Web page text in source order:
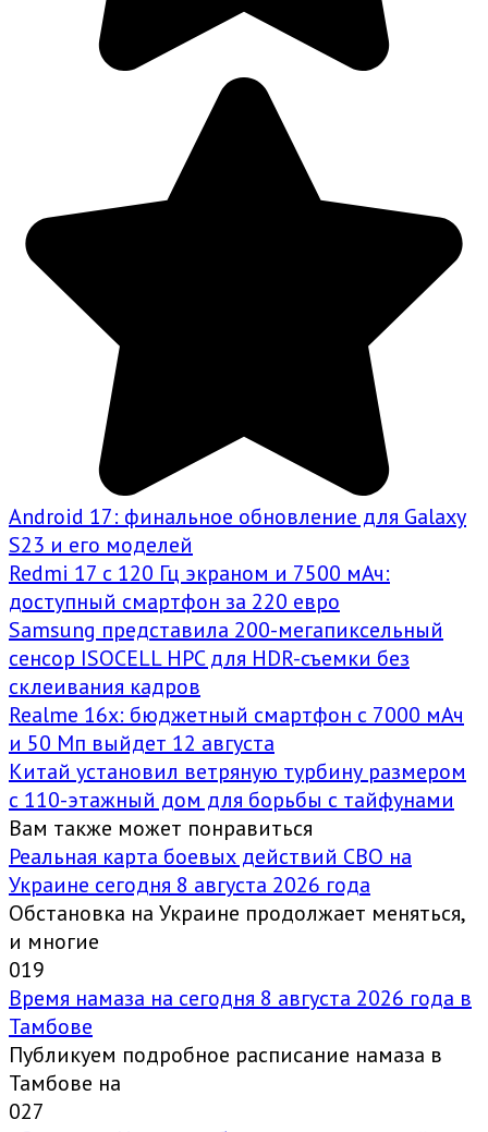
Android 17: финальное обновление для Galaxy
S23 и его моделей
Redmi 17 с 120 Гц экраном и 7500 мАч:
доступный смартфон за 220 евро
Samsung представила 200-мегапиксельный
сенсор ISOCELL HPC для HDR-съемки без
склеивания кадров
Realme 16x: бюджетный смартфон с 7000 мАч
и 50 Мп выйдет 12 августа
Китай установил ветряную турбину размером
с 110-этажный дом для борьбы с тайфунами
Вам также может понравиться
Реальная карта боевых действий СВО на
Украине сегодня 8 августа 2026 года
Обстановка на Украине продолжает меняться,
и многие
019
Время намаза на сегодня 8 августа 2026 года в
Тамбове
Публикуем подробное расписание намаза в
Тамбове на
027